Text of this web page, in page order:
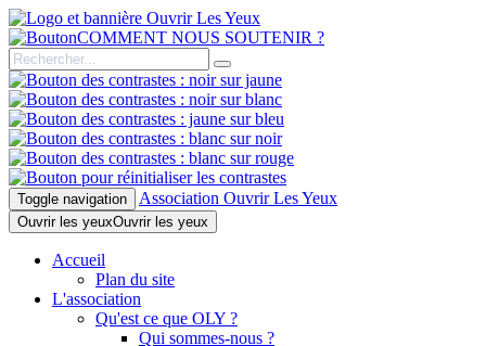
COMMENT NOUS SOUTENIR ?
Toggle navigation Association Ouvrir Les Yeux
Ouvrir les yeuxOuvrir les yeux
Accueil
Plan du site
L'association
Qu'est ce que OLY ?
Qui sommes-nous ?